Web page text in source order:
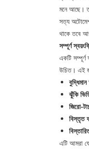
মনে আছে।
সত্য
থাকে তবে
সম্পূর্ণ
একটি সম্পূর্ণ
উচিত। এই
ঝুঁকি
জিরো-
বিস্তৃত
এটি আমরা যে